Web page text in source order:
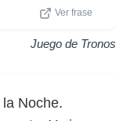
Ver frase
Juego de Tronos
Noche.